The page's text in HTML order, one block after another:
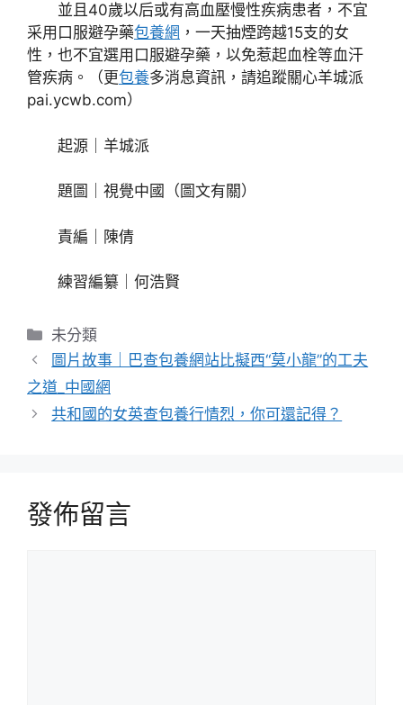
並且40歲以后或有高血壓慢性疾病患者，不宜
采用口服避孕藥包養網 ，一天抽煙跨越15支的女
性，也不宜選用口服避孕藥，以免惹起血栓等血汗
管疾病。（更包養多消息資訊，請追蹤關心羊城派
pai.ycwb.com）
起源｜羊城派
題圖｜視覺中國（圖文有關）
責編｜陳倩
練習編纂｜何浩賢
分
類
未分類
圖片故事｜巴查包養網站比擬西“莫小龍”的工夫
之道_中國網
共和國的女英查包養行情烈，你可還記得？
發佈留言